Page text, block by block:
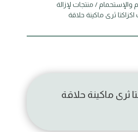
والإستحمام / منتجات لإزالة
ثرى ماكينة حلاقة
ثرى ماكينة حلاقة